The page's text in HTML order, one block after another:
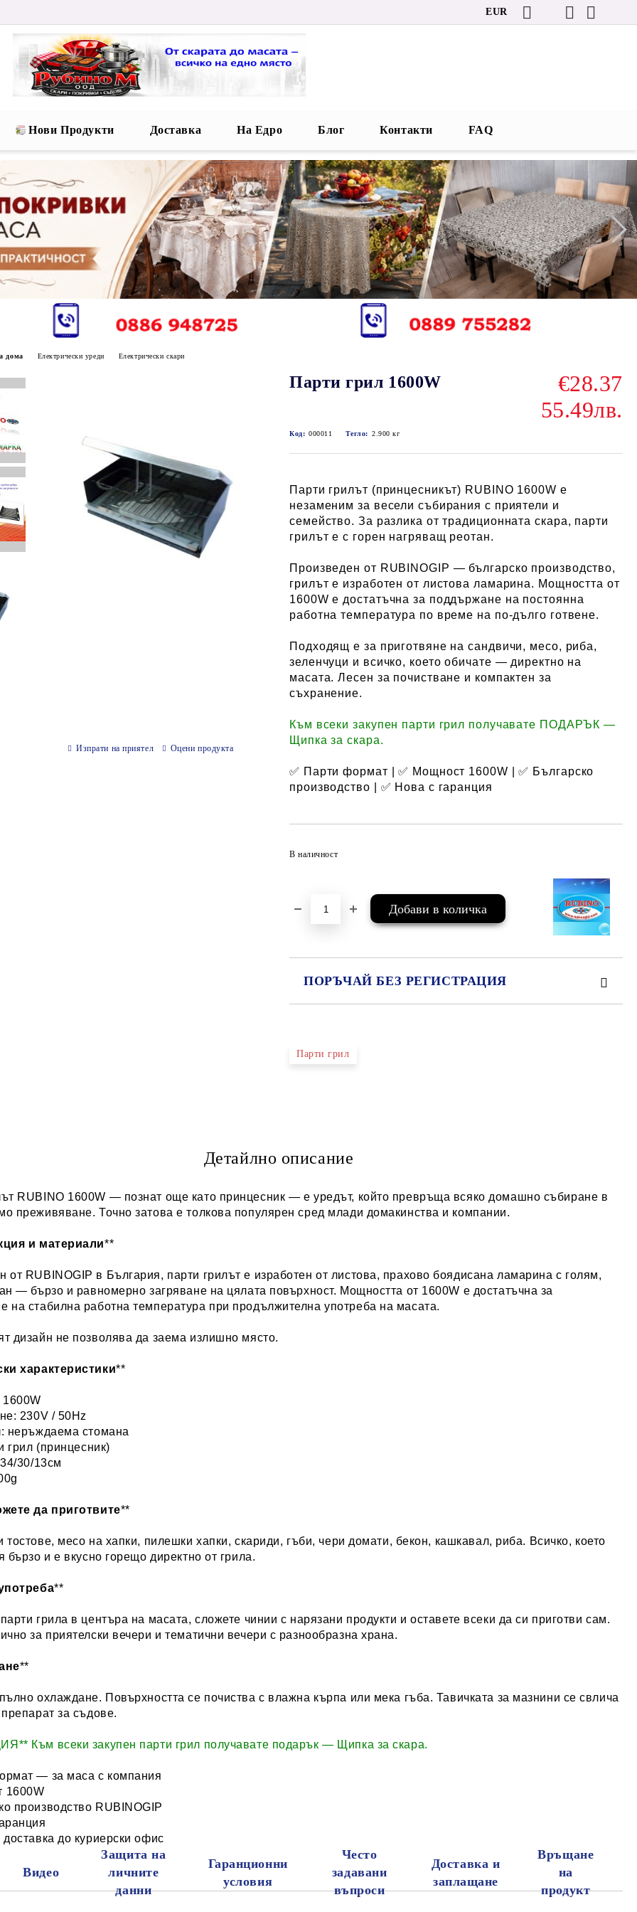
EUR
Нови Продукти Доставка На Едро Блог Контакти FAQ
дома Електрически уреди Електрически скари
Парти грил 1600W
€28.37
55.49лв.
Код: 000011 Тегло: 2.900 кг
Парти грилът (принцесникът) RUBINO 1600W е
незаменим за весели събирания с приятели и
семейство. За разлика от традиционната скара, парти
грилът е с горен нагряващ реотан.
Произведен от RUBINOGIP — българско производство,
грилът е изработен от листова ламарина. Мощността от
1600W е достатъчна за поддържане на постоянна
работна температура по време на по-дълго готвене.
Подходящ е за приготвяне на сандвичи, месо, риба,
зеленчуци и всичко, което обичате — директно на
масата. Лесен за почистване и компактен за
съхранение.
Към всеки закупен парти грил получавате ПОДАРЪК —
Щипка за скара.
✅ Парти формат | ✅ Мощност 1600W | ✅ Българско
производство | ✅ Нова с гаранция
В наличност
ПОРЪЧАЙ БЕЗ РЕГИСТРАЦИЯ
Ние ще се свържем с вас в рамките на работния ден.
Парти грил
Изпрати на приятел Оцени продукта
Детайлно описание
RUBINO 1600W — познат още като принцесник — е уредът, който превръща всяко домашно събиране в
преживяване. Точно затова е толкова популярен сред млади домакинства и компании.
и материали**
от RUBINOGIP в България, парти грилът е изработен от листова, прахово боядисана ламарина с голям,
— бързо и равномерно загряване на цялата повърхност. Мощността от 1600W е достатъчна за
на стабилна работна температура при продължителна употреба на масата.
дизайн не позволява да заема излишно място.
характеристики**
230V / 50Hz
неръждаема стомана
грил (принцесник)
30/13см
да приготвите**
тостове, месо на хапки, пилешки хапки, скариди, гъби, чери домати, бекон, кашкавал, риба. Всичко, което
бързо и е вкусно горещо директно от грила.
**
грила в центъра на масата, сложете чинии с нарязани продукти и оставете всеки да си приготви сам.
за приятелски вечери и тематични вечери с разнообразна храна.
**
охлаждане. Повърхността се почиства с влажна кърпа или мека гъба. Тавичката за мазнини се свлича
за съдове.
Към всеки закупен парти грил получавате подарък — Щипка за скара.
— за маса с компания
1600W
производство RUBINOGIP
доставка до куриерски офис
Видео
Защита на
личните
данни
Гаранционни
условия
Често
задавани
въпроси
Доставка и
заплащане
Връщане
на
продукт